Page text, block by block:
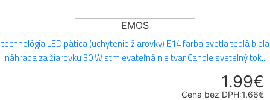
EMOS
technológia LED pätica (uchytenie žiarovky) E14 farba svetla teplá biela
náhrada za žiarovku 30 W stmievateľná nie tvar Candle svetelný tok..
1.99€
Cena bez DPH:1.66€